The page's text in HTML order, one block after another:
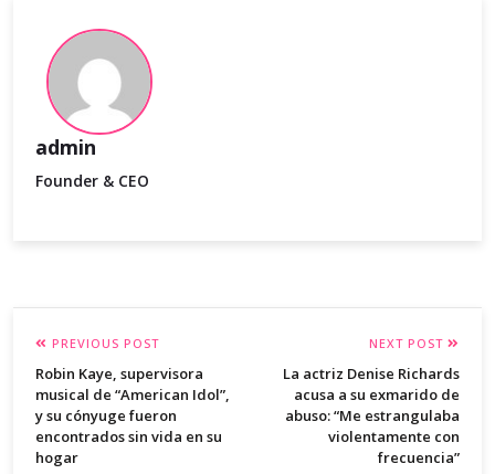
admin
Founder & CEO
PREVIOUS POST
Robin Kaye, supervisora
musical de “American Idol”,
y su cónyuge fueron
encontrados sin vida en su
hogar
NEXT POST
La actriz Denise Richards
acusa a su exmarido de
abuso: “Me estrangulaba
violentamente con
frecuencia”